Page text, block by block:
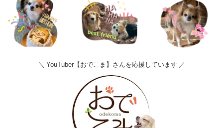
＼ YouTuber【おでこま】さんを応援しています ／